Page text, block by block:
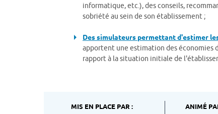
informatique, etc.), des conseils,
sobriété au sein de son établissement ;
Des simulateurs permettant d'estimer
apportent une estimation des économies
rapport à la situation initiale de
MIS EN PLACE PAR : ANIMÉ